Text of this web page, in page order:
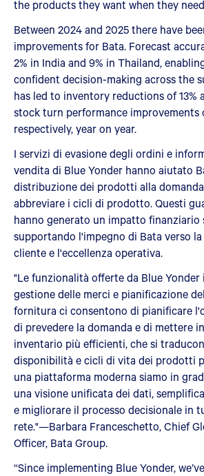
the products they want when they
Between 2024 and 2025 there have
improvements for Bata. Forecast
2% in India and 9% in Thailand,
confident decision-making across the
has led to inventory reductions of 13%
stock turn performance improvements
respectively, year on year.
I servizi di evasione degli ordini e
vendita di Blue Yonder hanno aiutato
distribuzione dei prodotti alla
abbreviare i cicli di prodotto. Questi
hanno generato un impatto finanziario
supportando l'impegno di Bata verso
cliente e l'eccellenza operativa.
"Le funzionalità offerte da Blue Yonder
gestione delle merci e pianificazione
fornitura ci consentono di pianificare
di prevedere la domanda e di mettere
inventario più efficienti, che si
disponibilità e cicli di vita dei prodotti
una piattaforma moderna siamo in
una visione unificata dei dati,
e migliorare il processo decisionale in
rete."—Barbara Franceschetto, Chief
Officer, Bata Group.
“Since implementing Blue Yonder,